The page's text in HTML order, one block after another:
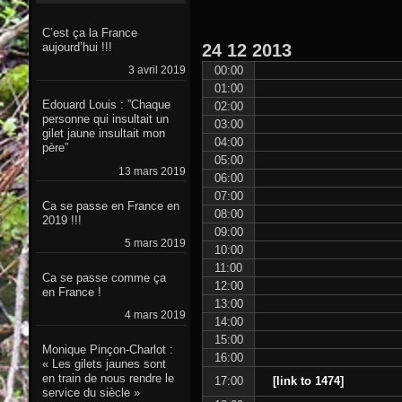
24 12 2013
00:00
01:00
02:00
03:00
04:00
05:00
06:00
07:00
08:00
09:00
10:00
11:00
12:00
13:00
14:00
15:00
16:00
17:00
[link to 1474]
C’est ça la France
aujourd’hui !!!
3 avril 2019
Edouard Louis : ”Chaque
personne qui insultait un
gilet jaune insultait mon
père”
13 mars 2019
Ca se passe en France en
2019 !!!
5 mars 2019
Ca se passe comme ça
en France !
4 mars 2019
Monique Pinçon-Charlot :
« Les gilets jaunes sont
en train de nous rendre le
service du siècle »